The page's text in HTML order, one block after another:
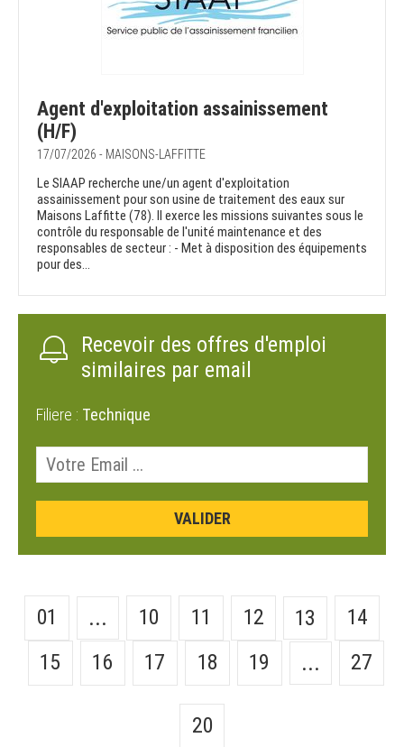
Agent d'exploitation assainissement
(H/F)
17/07/2026 - MAISONS-LAFFITTE
Le SIAAP recherche une/un agent d'exploitation
assainissement pour son usine de traitement des eaux sur
Maisons Laffitte (78). Il exerce les missions suivantes sous le
contrôle du responsable de l'unité maintenance et des
responsables de secteur : - Met à disposition des équipements
pour des...
Recevoir des offres d'emploi
similaires par email
Filiere : Technique
01 ... 10 11 12 13
14
15
16 17 18 19 ... 27
20